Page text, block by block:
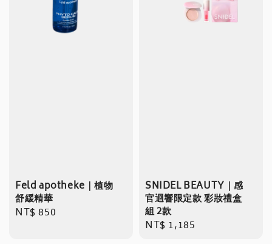
Feld apotheke｜植物
舒緩精華
Regular
NT$ 850
SNIDEL BEAUTY｜感
官迴響限定款 彩妝禮盒
組 2款
Regular
NT$ 1,185